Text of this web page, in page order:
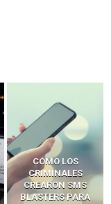
CÓMO LOS
CRIMINALES
CREARON SMS
BLASTERS PARA